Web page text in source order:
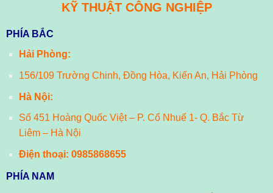
KỸ THUẬT CÔNG NGHIỆP
PHÍA BẮC
Hải Phòng:
156/109 Trường Chinh, Đồng Hòa, Kiến An, Hải Phòng
Hà Nội:
Số 451 Hoàng Quốc Việt – P. Cổ Nhuế 1- Q. Bắc Từ
Liêm – Hà Nội
Điện thoại: 0985868655
PHÍA NAM